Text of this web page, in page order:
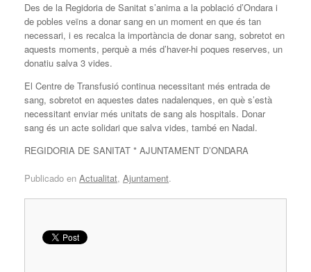
Des de la Regidoria de Sanitat s’anima a la població d’Ondara i
de pobles veïns a donar sang en un moment en que és tan
necessari, i es recalca la importància de donar sang, sobretot en
aquests moments, perquè a més d’haver-hi poques reserves, un
donatiu salva 3 vides.
El Centre de Transfusió continua necessitant més entrada de
sang, sobretot en aquestes dates nadalenques, en què s’està
necessitant enviar més unitats de sang als hospitals. Donar
sang és un acte solidari que salva vides, també en Nadal.
REGIDORIA DE SANITAT * AJUNTAMENT D’ONDARA
Publicado en Actualitat, Ajuntament.